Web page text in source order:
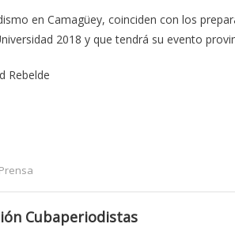
en Camagüey, coinciden con los
2018 y que tendrá su evento
Rebelde
Prensa
Cubaperiodistas